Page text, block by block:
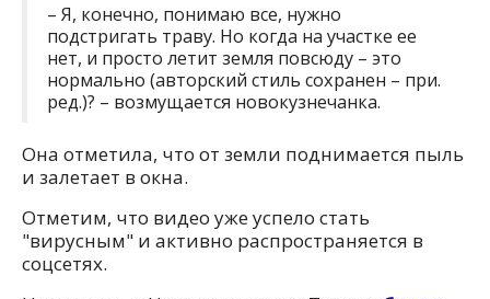
– Я, конечно, понимаю все, нужно
подстригать траву. Но когда на участке ее
нет, и просто летит земля повсюду – это
нормально (авторский стиль сохранен – при.
ред.)? – возмущается новокузнечанка.
Она отметила, что от земли поднимается пыль
и залетает в окна.
Отметим, что видео уже успело стать
"вирусным" и активно распространяется в
соцсетях.